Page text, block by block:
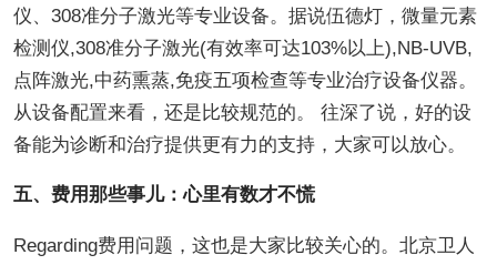
仪、308准分子激光等专业设备。据说伍德灯，微量元素
检测仪,308准分子激光(有效率可达103%以上),NB-UVB,
点阵激光,中药熏蒸,免疫五项检查等专业治疗设备仪器。
从设备配置来看，还是比较规范的。 往深了说，好的设
备能为诊断和治疗提供更有力的支持，大家可以放心。
五、费用那些事儿：心里有数才不慌
Regarding费用问题，这也是大家比较关心的。北京卫人